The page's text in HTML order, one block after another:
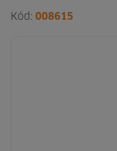
Kód: 008615